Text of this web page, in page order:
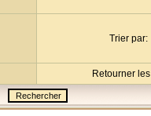
Trier par:
Retourner les